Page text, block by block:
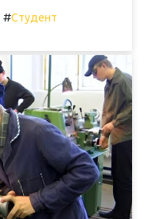
#Студент